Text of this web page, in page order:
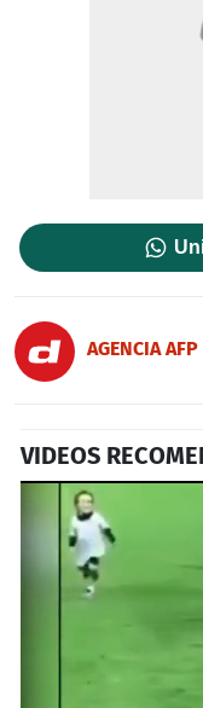
AGENCIA AFP
VIDEOS